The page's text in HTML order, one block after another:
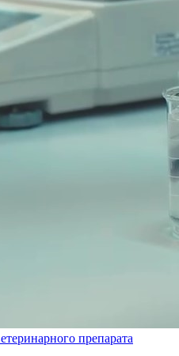
препарата